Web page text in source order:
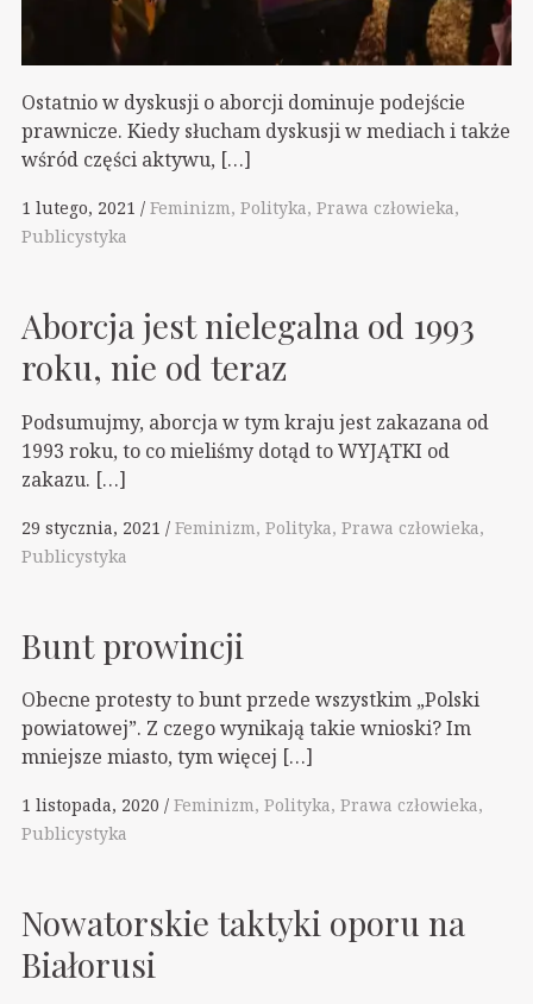
Ostatnio w dyskusji o aborcji dominuje podejście
prawnicze. Kiedy słucham dyskusji w mediach i także
wśród części aktywu, […]
1 lutego, 2021 Feminizm Polityka Prawa człowieka
Publicystyka
Aborcja jest nielegalna od 1993
roku, nie od teraz
Podsumujmy, aborcja w tym kraju jest zakazana od
1993 roku, to co mieliśmy dotąd to WYJĄTKI od
zakazu. […]
29 stycznia, 2021 Feminizm Polityka Prawa człowieka
Publicystyka
Bunt prowincji
Obecne protesty to bunt przede wszystkim „Polski
powiatowej”. Z czego wynikają takie wnioski? Im
mniejsze miasto, tym więcej […]
1 listopada, 2020 Feminizm Polityka Prawa człowieka
Publicystyka
Nowatorskie taktyki oporu na
Białorusi